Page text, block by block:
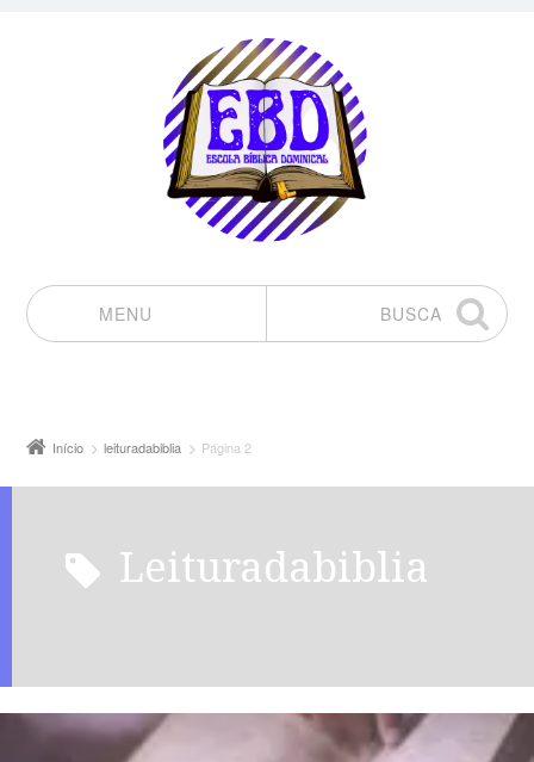
MENU
BUSCA
Início leituradabiblia Página 2
leituradabiblia